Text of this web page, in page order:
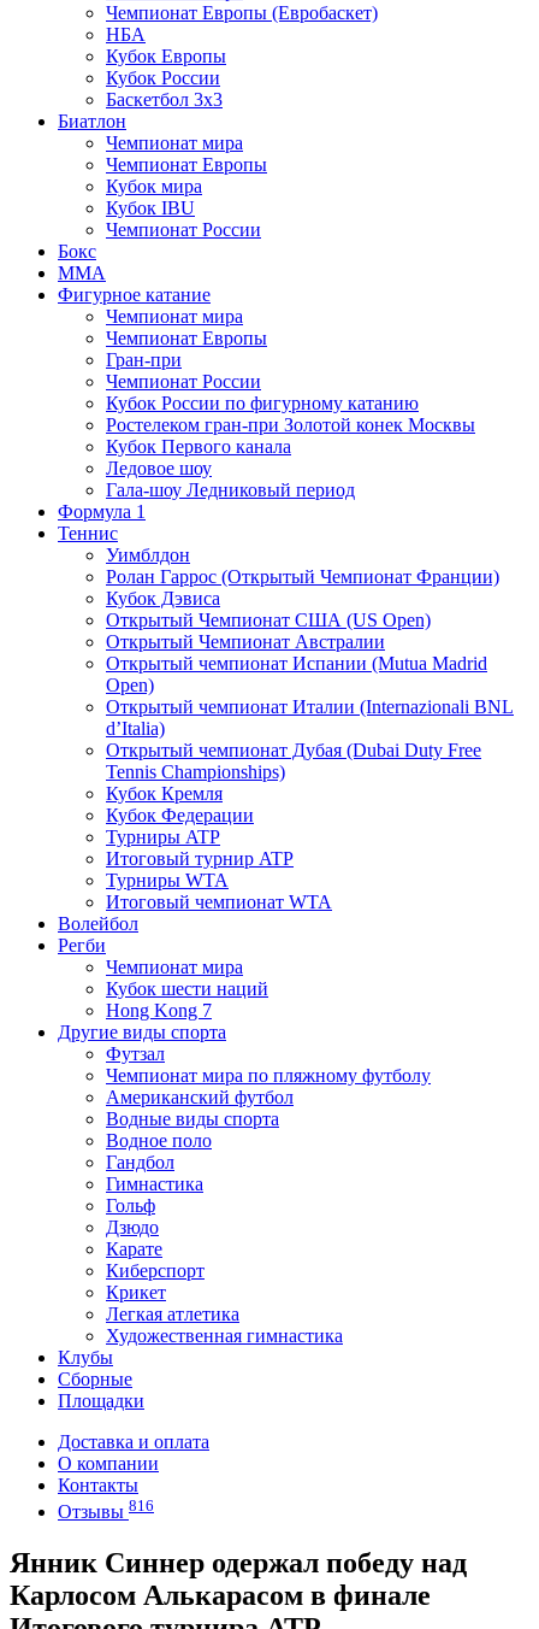
Чемпионат Европы (Евробаскет)
НБА
Кубок Европы
Кубок России
Баскетбол 3х3
Биатлон
Чемпионат мира
Чемпионат Европы
Кубок мира
Кубок IBU
Чемпионат России
Бокс
MMA
Фигурное катание
Чемпионат мира
Чемпионат Европы
Гран-при
Чемпионат России
Кубок России по фигурному катанию
Ростелеком гран-при Золотой конек Москвы
Кубок Первого канала
Ледовое шоу
Гала-шоу Ледниковый период
Формула 1
Теннис
Уимблдон
Ролан Гаррос (Открытый Чемпионат Франции)
Кубок Дэвиса
Открытый Чемпионат США (US Open)
Открытый Чемпионат Австралии
Открытый чемпионат Испании (Mutua Madrid
Open)
Открытый чемпионат Италии (Internazionali BNL
d’Italia)
Открытый чемпионат Дубая (Dubai Duty Free
Tennis Championships)
Кубок Кремля
Кубок Федерации
Турниры ATP
Итоговый турнир ATP
Турниры WTA
Итоговый чемпионат WTA
Волейбол
Регби
Чемпионат мира
Кубок шести наций
Hong Kong 7
Другие виды спорта
Футзал
Чемпионат мира по пляжному футболу
Американский футбол
Водные виды спорта
Водное поло
Гандбол
Гимнастика
Гольф
Дзюдо
Карате
Киберспорт
Крикет
Легкая атлетика
Художественная гимнастика
Клубы
Сборные
Площадки
Доставка и оплата
О компании
Контакты
Отзывы 816
Янник Синнер одержал победу над
Карлосом Алькарасом в финале